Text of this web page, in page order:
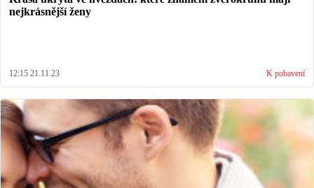
nejkrásnější ženy
12:15 21.11.23 K pobavení